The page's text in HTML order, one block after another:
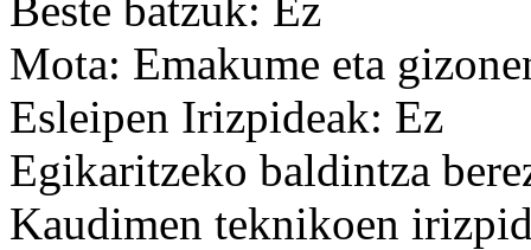
Mota: Emakume eta
Esleipen Irizpideak: Ez
Egikaritzeko baldintza
Kaudimen teknikoen